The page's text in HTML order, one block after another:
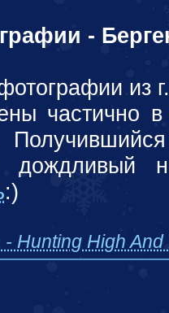
-
из
частично
дождливый
:)
- Hunting High And